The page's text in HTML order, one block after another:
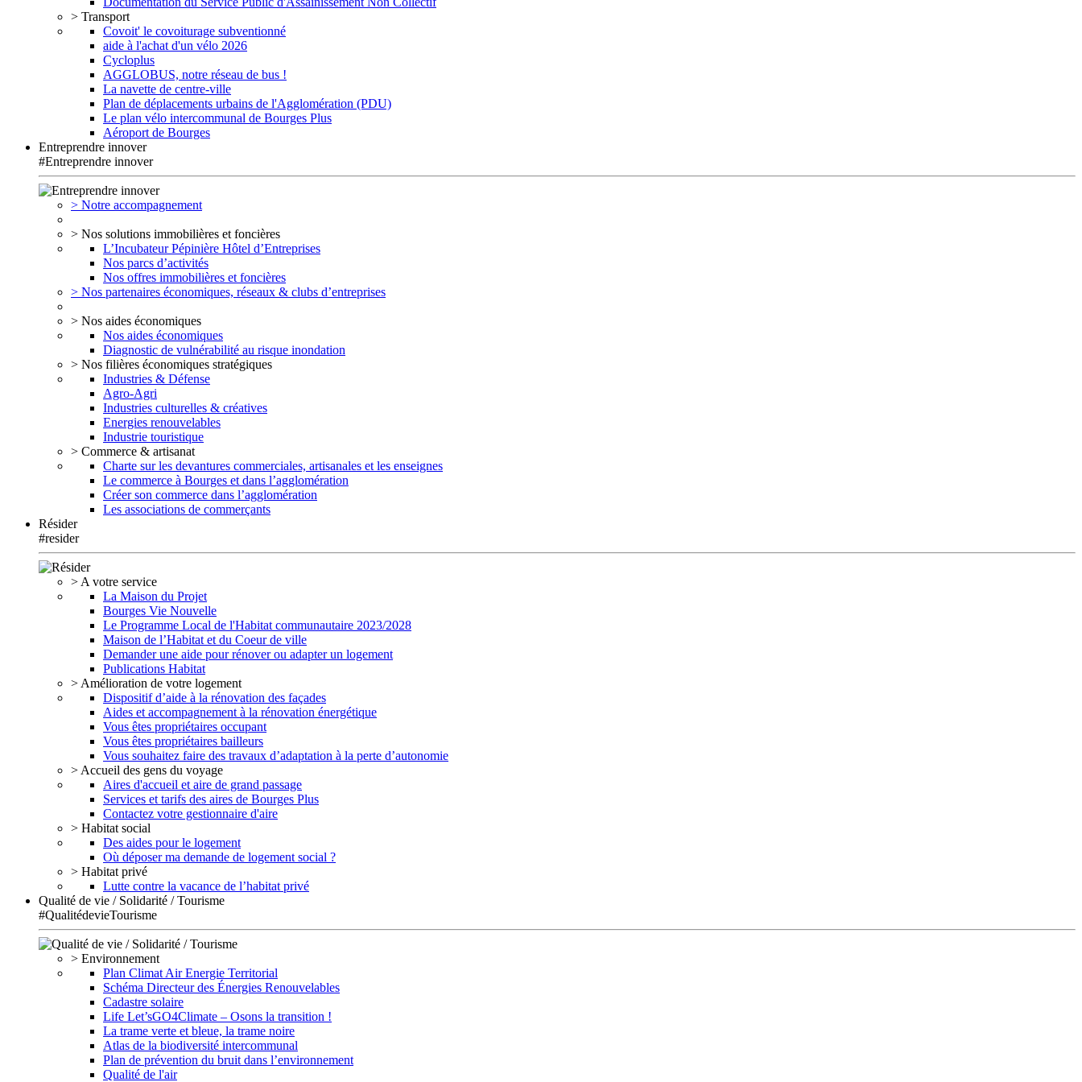
> Transport
Covoit' le covoiturage subventionné
aide à l'achat d'un vélo 2026
Cycloplus
AGGLOBUS, notre réseau de bus !
La navette de centre-ville
Plan de déplacements urbains de l'Agglomération (PDU)
Le plan vélo intercommunal de Bourges Plus
Aéroport de Bourges
Entreprendre innover
#Entreprendre innover
> Notre accompagnement
> Nos solutions immobilières et foncières
L’Incubateur Pépinière Hôtel d’Entreprises
Nos parcs d’activités
Nos offres immobilières et foncières
> Nos partenaires économiques, réseaux & clubs d’entreprises
> Nos aides économiques
Nos aides économiques
Diagnostic de vulnérabilité au risque inondation
> Nos filières économiques stratégiques
Industries & Défense
Agro-Agri
Industries culturelles & créatives
Energies renouvelables
Industrie touristique
> Commerce & artisanat
Charte sur les devantures commerciales, artisanales et les enseignes
Le commerce à Bourges et dans l’agglomération
Créer son commerce dans l’agglomération
Les associations de commerçants
Résider
#resider
> A votre service
La Maison du Projet
Bourges Vie Nouvelle
Le Programme Local de l'Habitat communautaire 2023/2028
Maison de l’Habitat et du Coeur de ville
Demander une aide pour rénover ou adapter un logement
Publications Habitat
> Amélioration de votre logement
Dispositif d’aide à la rénovation des façades
Aides et accompagnement à la rénovation énergétique
Vous êtes propriétaires occupant
Vous êtes propriétaires bailleurs
Vous souhaitez faire des travaux d’adaptation à la perte d’autonomie
> Accueil des gens du voyage
Aires d'accueil et aire de grand passage
Services et tarifs des aires de Bourges Plus
Contactez votre gestionnaire d'aire
> Habitat social
Des aides pour le logement
Où déposer ma demande de logement social ?
> Habitat privé
Lutte contre la vacance de l’habitat privé
Qualité de vie / Solidarité / Tourisme
#QualitédevieTourisme
> Environnement
Plan Climat Air Energie Territorial
Schéma Directeur des Énergies Renouvelables
Cadastre solaire
Life Let’sGO4Climate – Osons la transition !
La trame verte et bleue, la trame noire
Atlas de la biodiversité intercommunal
Plan de prévention du bruit dans l’environnement
Qualité de l'air